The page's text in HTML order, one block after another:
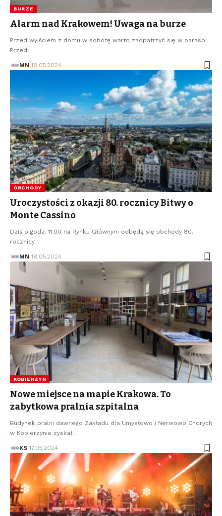
BURZE
Alarm nad Krakowem! Uwaga na burze
Przed wyjściem z domu w sobotę warto zaopatrzyć się w parasol.
Przed…
MN 18.05.2024
OBCHODY
Uroczystości z okazji 80. rocznicy Bitwy o
Monte Cassino
Dziś o godz. 11.00 na Rynku Głównym odbędą się obchody 80.
rocznicy…
MN 18.05.2024
KOBIERZYN
Nowe miejsce na mapie Krakowa. To
zabytkowa pralnia szpitalna
Budynek pralni dawnego Zakładu dla Umysłowo i Nerwowo Chorych
w Kobierzynie zyskał…
KS 17.05.2024